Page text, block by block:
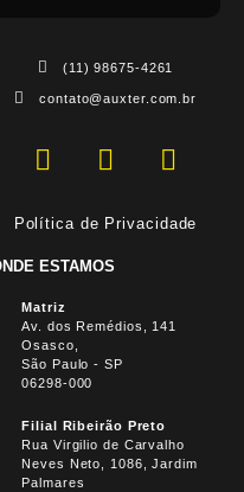
(11) 98675-4261
contato@auxter.com.br
Política de Privacidade
ESTAMOS
Matriz
Av. dos Remédios, 141
Osasco,
São Paulo - SP
06298-000
Filial Ribeirão Preto
Rua Virgilio de Carvalho
Neves Neto, 1086, Jardim
Palmares